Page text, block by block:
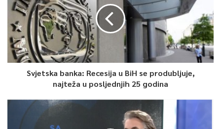
0
Article Rating
Svjetska banka: Recesija u BiH se produbljuje,
najteža u posljednjih 25 godina